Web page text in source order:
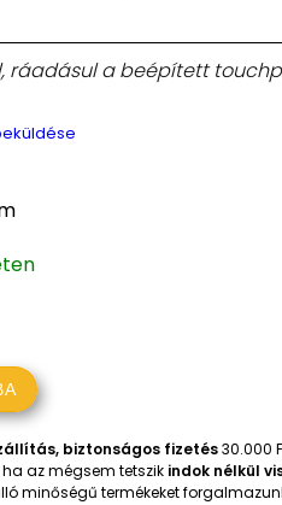
ráadásul a beépített
biztonságos fizetés30.000
az mégsem tetszik indok nélkül
minőségű termékeket